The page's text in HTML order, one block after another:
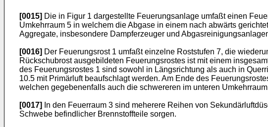
[0015] Die in Figur 1 dargestellte Feuerungsanlage umfaßt einen
Umkehrraum 5 in welchem die Abgase in einem nach abwärts
Aggregate, insbesondere Dampferzeuger und
[0016] Der Feuerungsrost 1 umfaßt einzelne Roststufen 7, die
Rückschubrost ausgebildeten Feuerungsrostes ist mit einem
des Feuerungsrostes 1 sind sowohl in Längsrichtung als auch in
10.5 mit Primärluft beaufschlagt werden. Am Ende des
welchen gegebenenfalls auch die schwereren im unteren
[0017]
In den Feuerraum 3 sind meherere Reihen von
Schwebe befindlicher Brennstoffteile sorgen.